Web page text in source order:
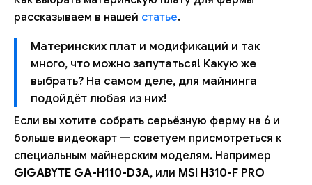
рассказываем в нашей статье.
Материнских плат и модификаций и так
много, что можно запутаться! Какую же
выбрать? На самом деле, для майнинга
подойдёт любая из них!
Если вы хотите собрать серьёзную ферму на 6 и
больше видеокарт — советуем присмотреться к
специальным майнерским моделям. Например
GIGABYTE GA-H110-D3A, или MSI H310-F PRO